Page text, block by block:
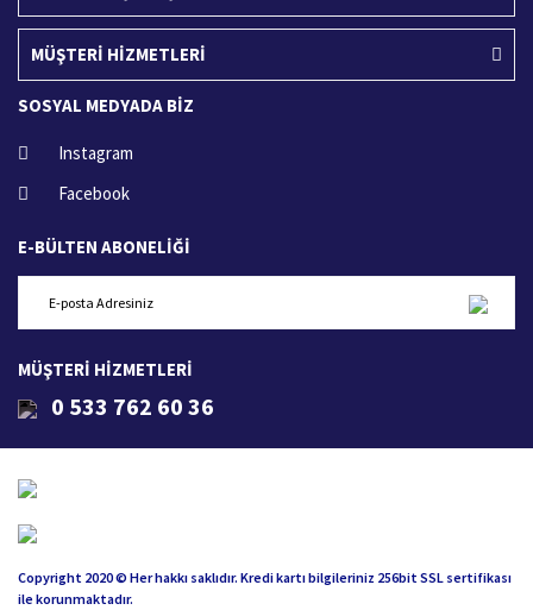
MÜŞTERİ HİZMETLERİ
SOSYAL MEDYADA BİZ
Instagram
Facebook
E-BÜLTEN ABONELİĞİ
MÜŞTERİ HİZMETLERİ
0 533 762 60 36
Copyright 2020 © Her hakkı saklıdır. Kredi kartı bilgileriniz 256bit SSL sertifikası
ile korunmaktadır.